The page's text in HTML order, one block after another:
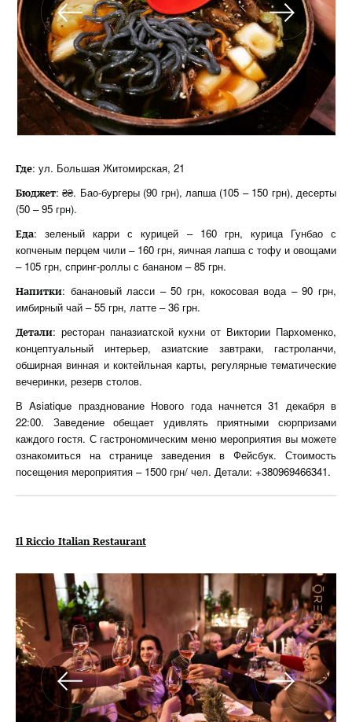
Где: ул. Большая Житомирская, 21
Бюджет: ₴₴. Бао-бургеры (90 грн), лапша (105 – 150 грн), десерты
(50 – 95 грн).
Еда: зеленый карри с курицей – 160 грн, курица Гунбао с
копченым перцем чили – 160 грн, яичная лапша с тофу и овощами
– 105 грн, спринг-роллы с бананом – 85 грн.
Напитки: банановый ласси – 50 грн, кокосовая вода – 90 грн,
имбирный чай – 55 грн, латте – 36 грн.
Детали: ресторан паназиатской кухни от Виктории Пархоменко,
концептуальный интерьер, азиатские завтраки, гастроланчи,
обширная винная и коктейльная карты, регулярные тематические
вечеринки, резерв столов.
В Asiatique празднование Нового года начнется 31 декабря в
22:00. Заведение обещает удивлять приятными сюрпризами
каждого гостя. С гастрономическим меню мероприятия вы можете
ознакомиться на странице заведения в Фейсбук. Стоимость
посещения мероприятия – 1500 грн/ чел. Детали: +380969466341.
Il Riccio Italian Restaurant